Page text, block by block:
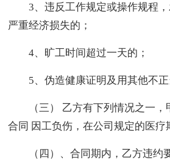
3、违反工作规定或操作规程
严重经济损失的；
4、旷工时间超过一天的；
5、伪造健康证明及用其他不
（三） 乙方有下列情况之一
合同 因工负伤，在公司规定的医疗
（四）、合同期内，乙方违约